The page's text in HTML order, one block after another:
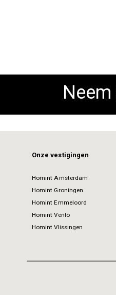
Neem
Onze vestigingen
Homint Amsterdam
Homint Groningen
Homint Emmeloord
Homint Venlo
Homint Vlissingen